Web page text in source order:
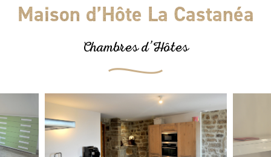
Maison d’Hôte La Castanéa
Chambres d’Hôtes